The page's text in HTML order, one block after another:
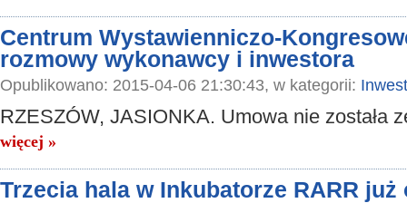
Centrum Wystawienniczo-
rozmowy wykonawcy i inwestora
Opublikowano: 2015-04-06 21:30:43, w kategorii:
RZESZÓW, JASIONKA. Umowa nie została
więcej »
Trzecia hala w Inkubatorze RARR już